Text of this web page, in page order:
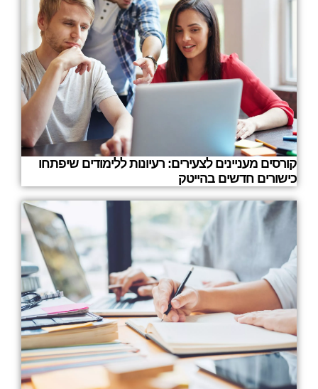
קורסים מעניינים לצעירים: רעיונות ללימודים שיפתחו
כישורים חדשים בהייטק